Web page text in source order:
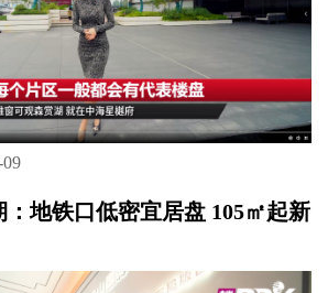
地铁口低密宜居盘 105㎡起新